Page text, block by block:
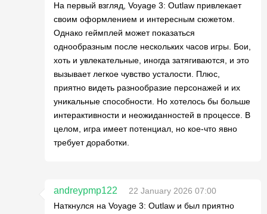
На первый взгляд, Voyage 3: Outlaw привлекает
своим оформлением и интересным сюжетом.
Однако геймплей может показаться
однообразным после нескольких часов игры. Бои,
хоть и увлекательные, иногда затягиваются, и это
вызывает легкое чувство усталости. Плюс,
приятно видеть разнообразие персонажей и их
уникальные способности. Но хотелось бы больше
интерактивности и неожиданностей в процессе. В
целом, игра имеет потенциал, но кое-что явно
требует доработки.
andreypmp122
22 January 2026 07:00
Наткнулся на Voyage 3: Outlaw и был приятно